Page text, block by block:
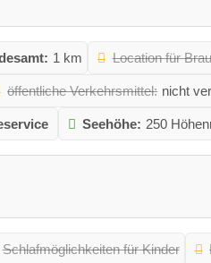
1 km Location für
öffentliche Verkehrsmittel: nicht
Seehöhe: 250
Schlafmöglichkeiten für Kinder